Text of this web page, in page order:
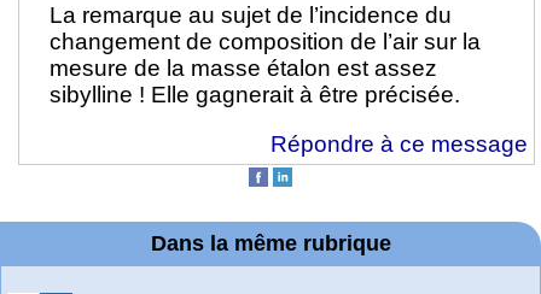
La remarque au sujet de l’incidence du
changement de composition de l’air sur la
mesure de la masse étalon est assez
sibylline ! Elle gagnerait à être précisée.
Répondre à ce message
Dans la même rubrique